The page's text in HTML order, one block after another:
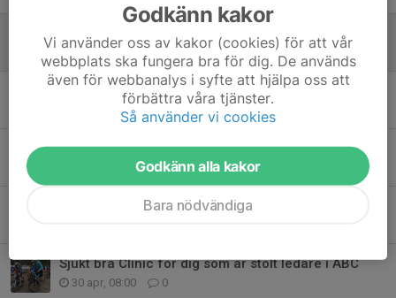
Kvällscykling i Stjärnliften - Save the dates!
8 jul, 09:03 0
Åre Bike Festival 2026!
10 jun, 10:56
Downhillträningar för juniorer 2026!
22 maj, 15:39 0
Medlemsförmåner
Sjukt bra Clinic för dig som är stolt ledare i ÅBC
30 apr, 08:00 0
Godkänn kakor
Vi använder oss av kakor (cookies) för att vår
webbplats ska fungera bra för dig. De används
även för webbanalys i syfte att hjälpa oss att
förbättra våra tjänster.
Så använder vi cookies
Godkänn alla kakor
Bara nödvändiga